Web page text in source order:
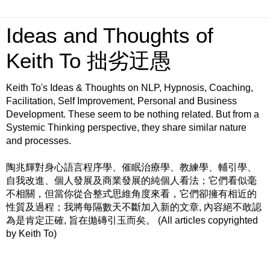
Ideas and Thoughts of
Keith To 拙劣迂愚
Keith To's Ideas & Thoughts on NLP, Hypnosis, Coaching,
Facilitation, Self Improvement, Personal and Business
Development. These seem to be nothing related. But from a
Systemic Thinking perspective, they share similar nature
and processes.
陶兆輝對身心語言程序學、催眠治療學、教練學、輔引學、
自我改進、個人發展及商業發展的純個人看法；它們看似毫
不相關，但當你從合整式思維角度來看，它們卻擁有相近的
性質及過程；我將每隔數天不斷加入新的文章, 內容絕不敢認
為是肯定正確, 旨在拋磚引玉而矣。 (All articles copyrighted
by Keith To)